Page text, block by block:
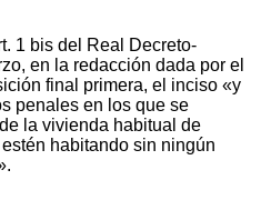
1 bis del Real Decreto-
en la redacción dada por el
final primera, el inciso «y
penales en los que se
la vivienda habitual de
habitando sin ningún